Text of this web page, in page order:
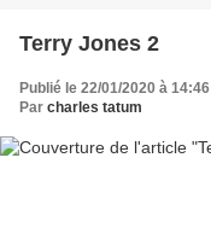
Terry Jones 2
Publié le 22/01/2020 à 14:46
Par charles tatum